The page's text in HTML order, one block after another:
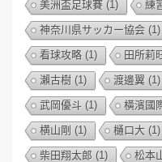
美洲盃足球賽 (1) 練
神奈川県サッカー協会 (1)
看球攻略 (1) 田所莉
瀨古樹 (1) 渡邊翼 (1)
武岡優斗 (1) 橫濱國
横山剛 (1) 樋口大 (1)
柴田翔太郎 (1) 松本